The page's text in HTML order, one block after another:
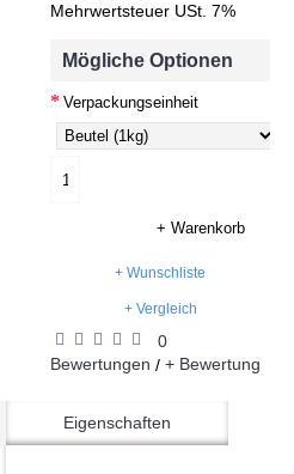
Mehrwertsteuer USt. 7%
Mögliche Optionen
Verpackungseinheit
+ Warenkorb
+ Wunschliste
+ Vergleich
0
Bewertungen / + Bewertung
Eigenschaften